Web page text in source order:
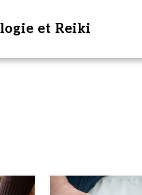
et Reiki